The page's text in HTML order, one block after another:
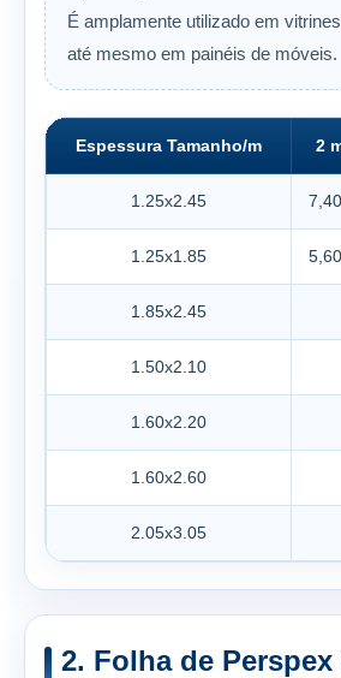
É amplamente utilizado em
até mesmo em painéis de móveis.
Espessura Tamanho/m 2
1.25x2.45
1.25x1.85
1.85x2.45
1.50x2.10
1.60x2.20
1.60x2.60
2.05x3.05
2. Folha de Perspex